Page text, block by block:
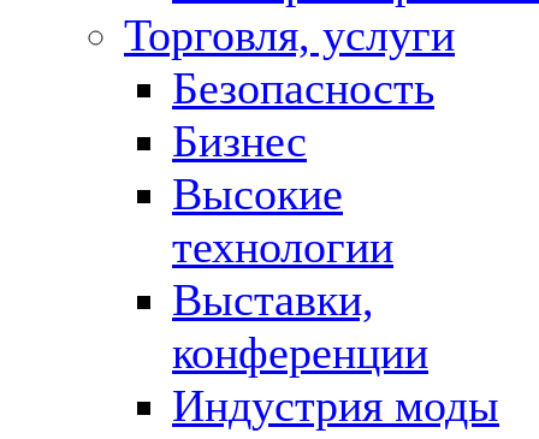
Торговля, услуги
Безопасность
Бизнес
Высокие
технологии
Выставки,
конференции
Индустрия моды